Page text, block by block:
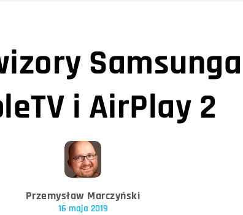
i AirPlay 2
Przemysław Marczyński
16 maja 2019